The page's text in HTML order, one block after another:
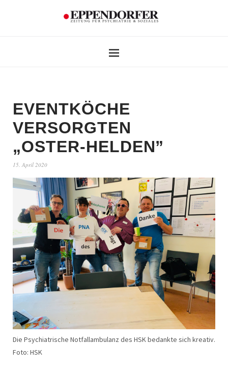
EVENTKÖCHE
VERSORGTEN
„OSTER-HELDEN”
15. April 2020
Die Psychiatrische Notfallambulanz des HSK bedankte sich kreativ.
Foto: HSK